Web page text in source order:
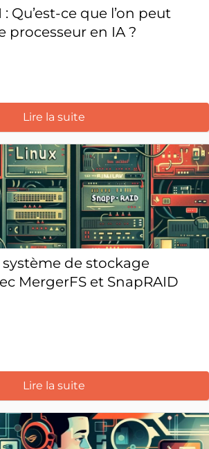
: Qu’est-ce que l’on peut
processeur en IA ?
Lire la suite
de stockage
MergerFS et SnapRAID
Lire la suite